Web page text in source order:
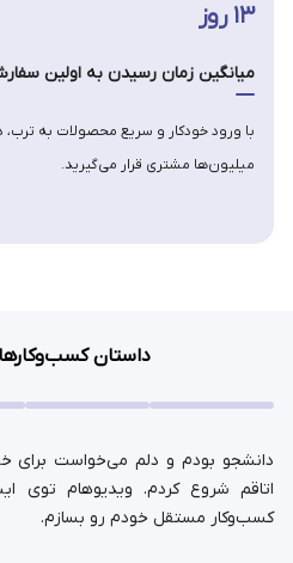
۱۳ روز
میانگین زمان رسیدن به اولین
با ورود خودکار و سریع محصولات به
میلیون‌ها مشتری قرار می‌گیرید.
داستان
دانشجو بودم و دلم می‌خواست برای
اتاقم شروع کردم. ویدیوهام توی
کسب‌وکار مستقل خودم رو بسازم.